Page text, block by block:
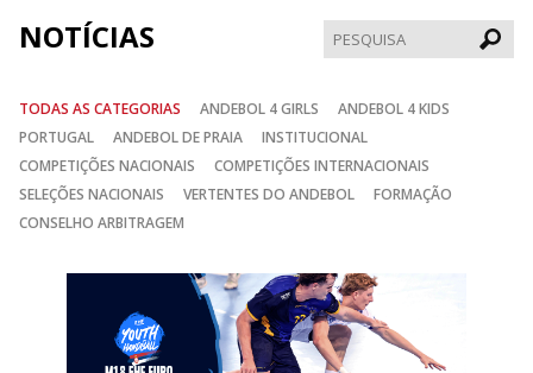
NOTÍCIAS
TODAS AS CATEGORIAS ANDEBOL 4 GIRLS
ANDEBOL 4 KIDS
PORTUGAL
ANDEBOL DE PRAIA
INSTITUCIONAL
COMPETIÇÕES NACIONAIS
COMPETIÇÕES INTERNACIONAIS
SELEÇÕES NACIONAIS
VERTENTES DO ANDEBOL
FORMAÇÃO
CONSELHO ARBITRAGEM